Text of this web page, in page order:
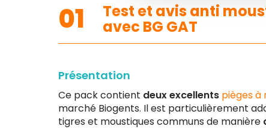
01 Test et avis anti
avec BG GAT
Présentation
Ce pack contient deux excellents pièges à
marché Biogents. Il est particulièrement
tigres et moustiques communs de manière